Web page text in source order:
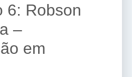
6: Robson
–
em